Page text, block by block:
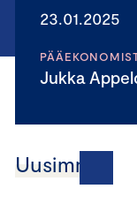
23.01.2025
Jukka
Uusimmat